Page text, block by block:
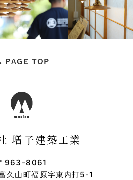
増子建築工業
963-8061
久山町福原字東内打5-1